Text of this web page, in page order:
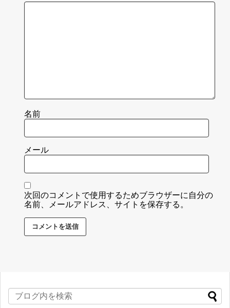
名前
メール
次回のコメントで使用するためブラウザーに自分の
名前、メールアドレス、サイトを保存する。